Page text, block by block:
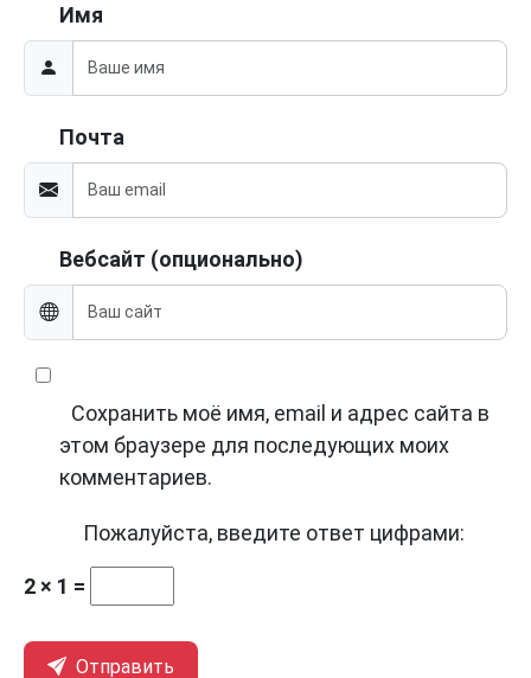
Имя
Почта
Вебсайт (опционально)
Сохранить моё имя, email и адрес сайта в
этом браузере для последующих моих
комментариев.
Пожалуйста, введите ответ цифрами:
2 × 1 =
Отправить